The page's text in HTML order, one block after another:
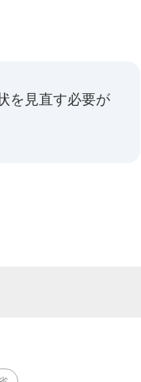
を見直す必要が